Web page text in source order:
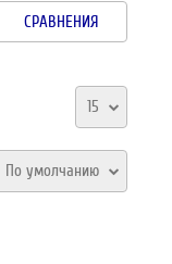
СРАВНЕНИЯ
15
По умолчанию